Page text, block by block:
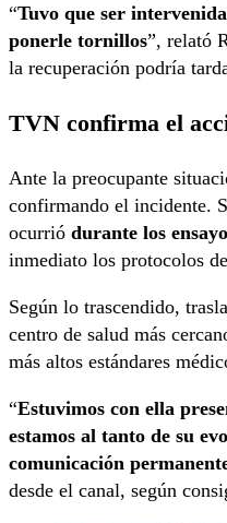
“Tuvo que ser
ponerle tornillos”, relató
la recuperación podría
TVN confirma el
Ante la preocupante
confirmando el incidente.
ocurrió durante los
inmediato los protocolos
Según lo trascendido,
centro de salud más
más altos estándares
“Estuvimos con ella
estamos al tanto de su
comunicación
desde el canal, según